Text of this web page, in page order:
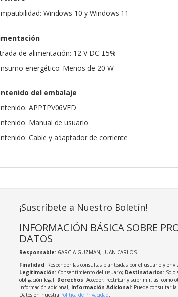
Windows 10 y Windows 11
de alimentación: 12 V DC ±5%
energético: Menos de 20 W
del embalaje
APPTPV06VFD
Manual de usuario
Cable y adaptador de corriente
¡Suscríbete a Nuestro Boletín!
INFORMACIÓN BÁSICA SOBRE
DATOS
Responsable: GARCIA GUZMAN, JUAN CARLOS
Finalidad: Responder las consultas planteadas por el usuario y
Legitimación: Consentimiento del usuario; Destinatarios: Solo
obligación legal; Derechos: Acceder, rectificar y suprimir, así como
información adicional; Información Adicional: Puede consultar la
Datos en nuestra Política de Privacidad.